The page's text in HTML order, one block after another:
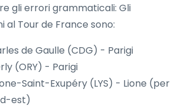
gli errori grammaticali: Gli
al Tour de France sono:
de Gaulle (CDG) - Parigi
(ORY) - Parigi
Saint-Exupéry (LYS) - Lione (per
est)